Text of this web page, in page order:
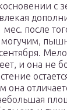
с
мес. после
могучим,
и она не
она